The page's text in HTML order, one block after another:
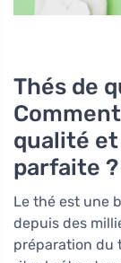
Thés de
qualité
parfaite ?
Le thé est une
depuis des
préparation du